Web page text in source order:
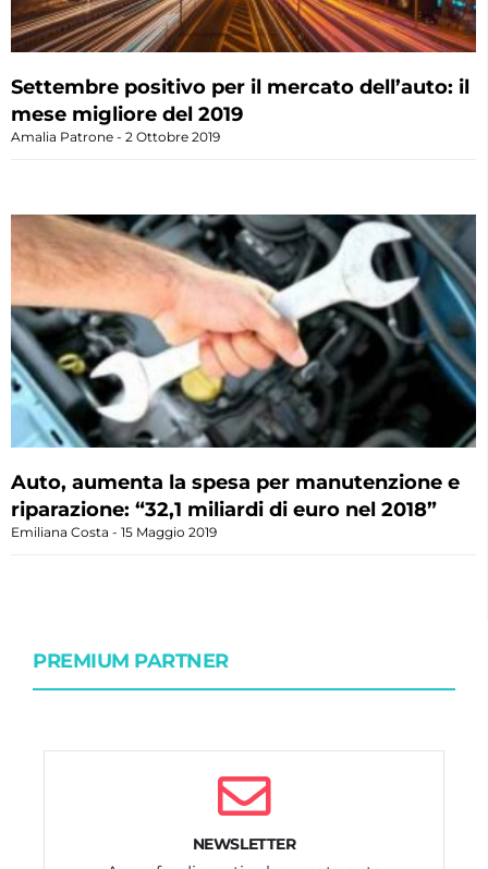
Settembre positivo per il mercato dell’auto: il
mese migliore del 2019
Amalia Patrone 2 Ottobre 2019
Auto, aumenta la spesa per manutenzione e
riparazione: “32,1 miliardi di euro nel 2018”
Emiliana Costa 15 Maggio 2019
PREMIUM PARTNER
NEWSLETTER